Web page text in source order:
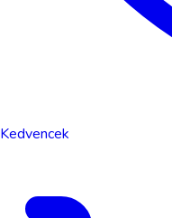
Kedvencek